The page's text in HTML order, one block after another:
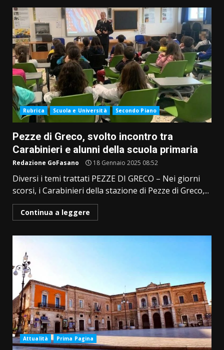
Rubrica Scuola e Università Secondo Piano
Pezze di Greco, svolto incontro tra
Carabinieri e alunni della scuola primaria
Redazione GoFasano 18 Gennaio 2025 08:52
Diversi i temi trattati PEZZE DI GRECO – Nei giorni
scorsi, i Carabinieri della stazione di Pezze di Greco,...
Continua a leggere
Attualità Prima Pagina